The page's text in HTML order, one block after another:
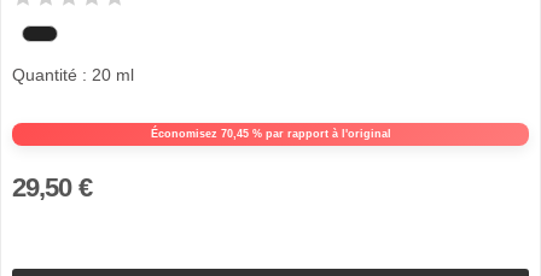
Économisez 70,45 % par rapport à l'original
Quantité : 20 ml
29,50 €